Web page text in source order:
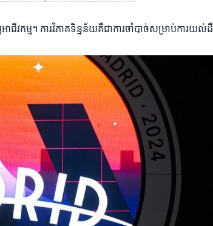
វកម្ម។ ការវិភាគទិន្នន័យគឺជាការចាំបាច់សម្រាប់ការយល់ដឹ